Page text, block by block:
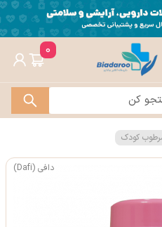
0
کودک
دافی (Dafi)